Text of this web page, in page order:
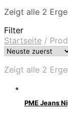
Zeigt alle 2
Filter
Startseite /
Zeigt alle 2
PME Jeans